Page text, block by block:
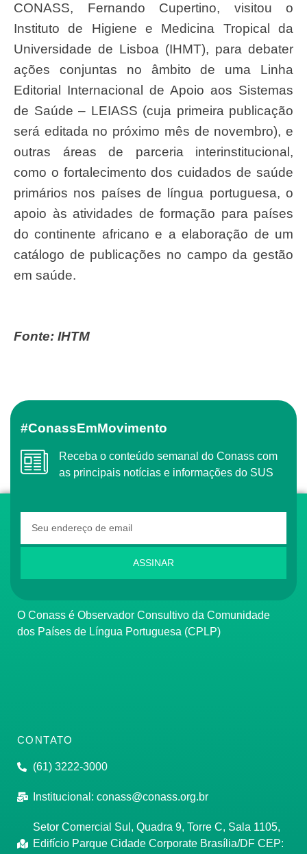
CONASS, Fernando Cupertino, visitou o
Instituto de Higiene e Medicina Tropical da
Universidade de Lisboa (IHMT), para debater
ações conjuntas no âmbito de uma Linha
Editorial Internacional de Apoio aos Sistemas
de Saúde – LEIASS (cuja primeira publicação
será editada no próximo mês de novembro), e
outras áreas de parceria interinstitucional,
como o fortalecimento dos cuidados de saúde
primários nos países de língua portuguesa, o
apoio às atividades de formação para países
do continente africano e a elaboração de um
catálogo de publicações no campo da gestão
em saúde.
Fonte: IHTM
#ConassEmMovimento
Receba o conteúdo semanal do Conass com
as principais notícias e informações do SUS
ASSINAR
O Conass é Observador Consultivo da Comunidade
dos Países de Língua Portuguesa (CPLP)
CONTATO
(61) 3222-3000
Institucional: conass@conass.org.br
Setor Comercial Sul, Quadra 9, Torre C, Sala 1105,
Edifício Parque Cidade Corporate Brasília/DF CEP: